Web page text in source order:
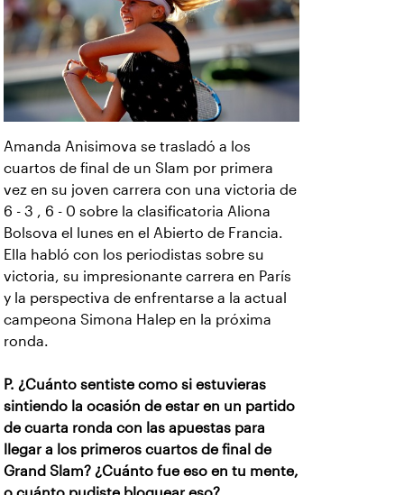
Amanda Anisimova se trasladó a los
cuartos de final de un Slam por primera
vez en su joven carrera con una victoria de
6 - 3 , 6 - 0 sobre la clasificatoria Aliona
Bolsova el lunes en el Abierto de Francia.
Ella habló con los periodistas sobre su
victoria, su impresionante carrera en París
y la perspectiva de enfrentarse a la actual
campeona Simona Halep en la próxima
ronda.
P. ¿Cuánto sentiste como si estuvieras
sintiendo la ocasión de estar en un partido
de cuarta ronda con las apuestas para
llegar a los primeros cuartos de final de
Grand Slam? ¿Cuánto fue eso en tu mente,